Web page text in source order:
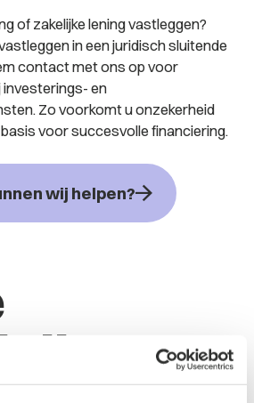
of zakelijke lening vastleggen?
in een juridisch sluitende
contact met ons op voor
en
Zo voorkomt u onzekerheid
voor succesvolle financiering.
wij helpen?